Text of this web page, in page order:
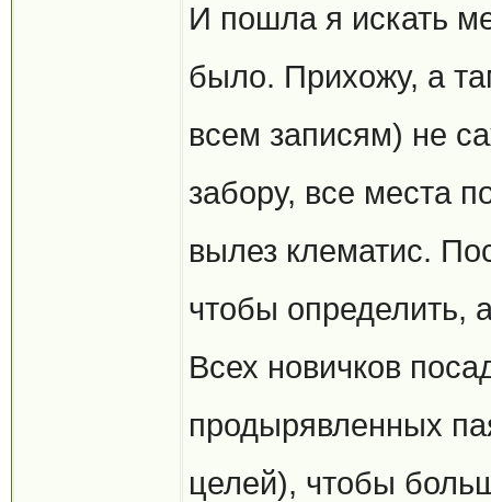
И пошла я искать
было. Прихожу, а
всем записям) не
забору, все места
вылез клематис.
чтобы определить,
Всех новичков
продырявленных
целей), чтобы